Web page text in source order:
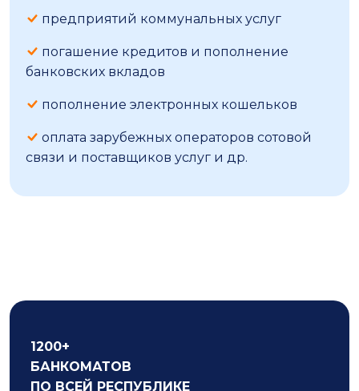
предприятий коммунальных услуг
погашение кредитов и пополнение
банковских вкладов
пополнение электронных кошельков
оплата зарубежных операторов сотовой
связи и поставщиков услуг и др.
1200+
БАНКОМАТОВ
ПО ВСЕЙ РЕСПУБЛИКЕ